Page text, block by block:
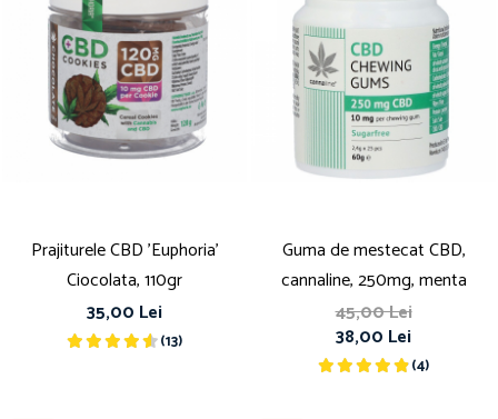
Prajiturele CBD 'Euphoria'
Ciocolata, 110gr
35,00 Lei
(13)
Guma de mestecat CBD,
cannaline, 250mg, menta
45,00 Lei
38,00 Lei
(4)